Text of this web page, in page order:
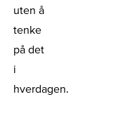
uten å
tenke
på det
i
hverdagen.